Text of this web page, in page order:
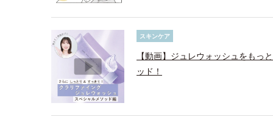
スキンケア
【動画】ジュレウォッシュをもっ
ッド！